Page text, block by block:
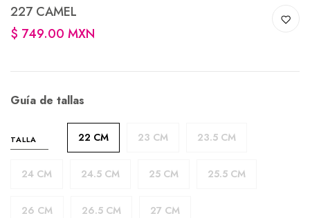
227 CAMEL
$ 749.00 MXN
Guía de tallas
TALLA 22 CM 23 CM 23.5 CM
24 CM 24.5 CM 25 CM 25.5 CM
26 CM 26.5 CM 27 CM